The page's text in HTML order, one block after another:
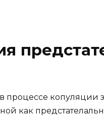
процессе копуляции
как